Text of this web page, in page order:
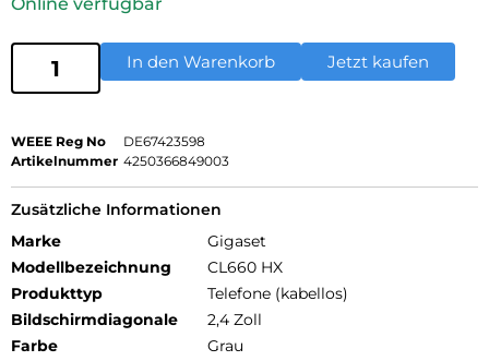
In den Warenkorb Jetzt kaufen
WEEE Reg No
DE67423598
Artikelnummer 4250366849003
Zusätzliche Informationen
Marke
Gigaset
Modellbezeichnung
CL660 HX
Produkttyp
Telefone (kabellos)
Bildschirmdiagonale
2,4 Zoll
Farbe
Grau